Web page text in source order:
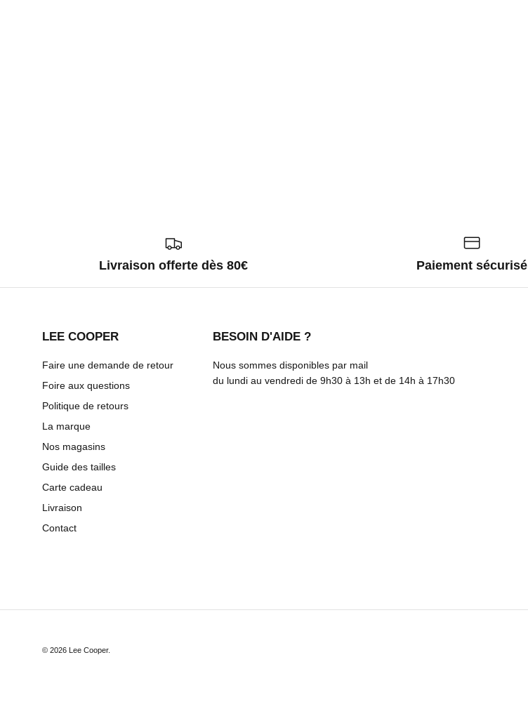
Livraison offerte dès 80€ Paiement sécurisé
LEE COOPER
Faire une demande de retour
Foire aux questions
Politique de retours
La marque
Nos magasins
Guide des tailles
Carte cadeau
Livraison
Contact
BESOIN D'AIDE ?
Nous sommes disponibles par mail
du lundi au vendredi de 9h30 à 13h et de 14h à 17h30
© 2026 Lee Cooper.